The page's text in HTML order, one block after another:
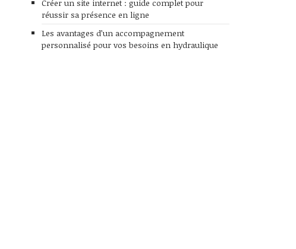
Créer un site internet : guide complet pour
réussir sa présence en ligne
Les avantages d’un accompagnement
personnalisé pour vos besoins en hydraulique